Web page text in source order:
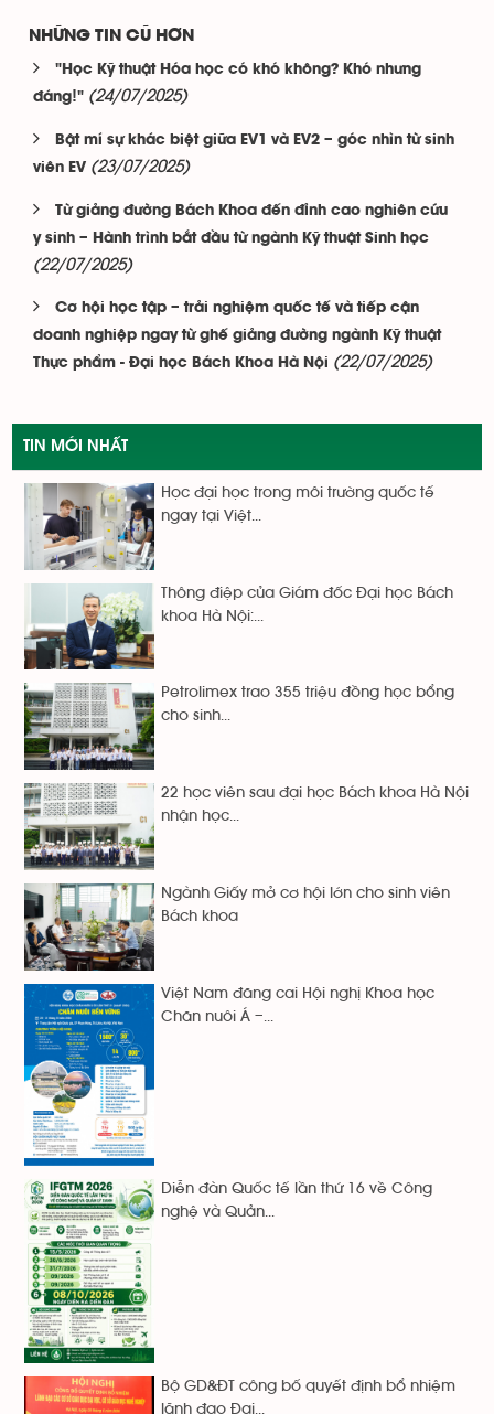
NHỮNG TIN CŨ HƠN
"Học Kỹ thuật Hóa học có khó không? Khó nhưng
đáng!" (24/07/2025)
Bật mí sự khác biệt giữa EV1 và EV2 – góc nhìn từ sinh
viên EV (23/07/2025)
Từ giảng đường Bách Khoa đến đỉnh cao nghiên cứu
y sinh – Hành trình bắt đầu từ ngành Kỹ thuật Sinh học
(22/07/2025)
Cơ hội học tập – trải nghiệm quốc tế và tiếp cận
doanh nghiệp ngay từ ghế giảng đường ngành Kỹ thuật
Thực phẩm - Đại học Bách Khoa Hà Nội (22/07/2025)
TIN MỚI NHẤT
Học đại học trong môi trường quốc tế
ngay tại Việt...
Thông điệp của Giám đốc Đại học Bách
khoa Hà Nội:...
Petrolimex trao 355 triệu đồng học bổng
cho sinh...
22 học viên sau đại học Bách khoa Hà Nội
nhận học...
Ngành Giấy mở cơ hội lớn cho sinh viên
Bách khoa
Việt Nam đăng cai Hội nghị Khoa học
Chăn nuôi Á –...
Diễn đàn Quốc tế lần thứ 16 về Công
nghệ và Quản...
Bộ GD&ĐT công bố quyết định bổ nhiệm
lãnh đạo Đại...